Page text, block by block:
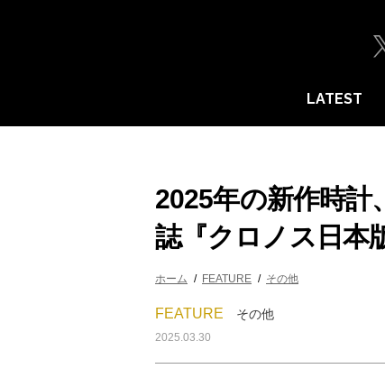
LATEST
2025年の新作時計
誌『クロノス日本
ホーム FEATURE その他
FEATURE その他
2025.03.30